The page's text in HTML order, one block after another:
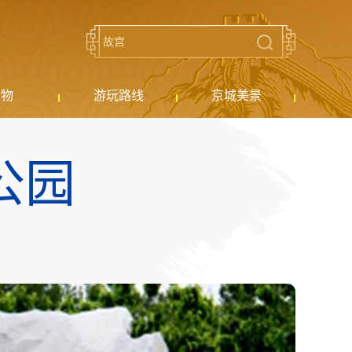
游玩路线 京城美景
园